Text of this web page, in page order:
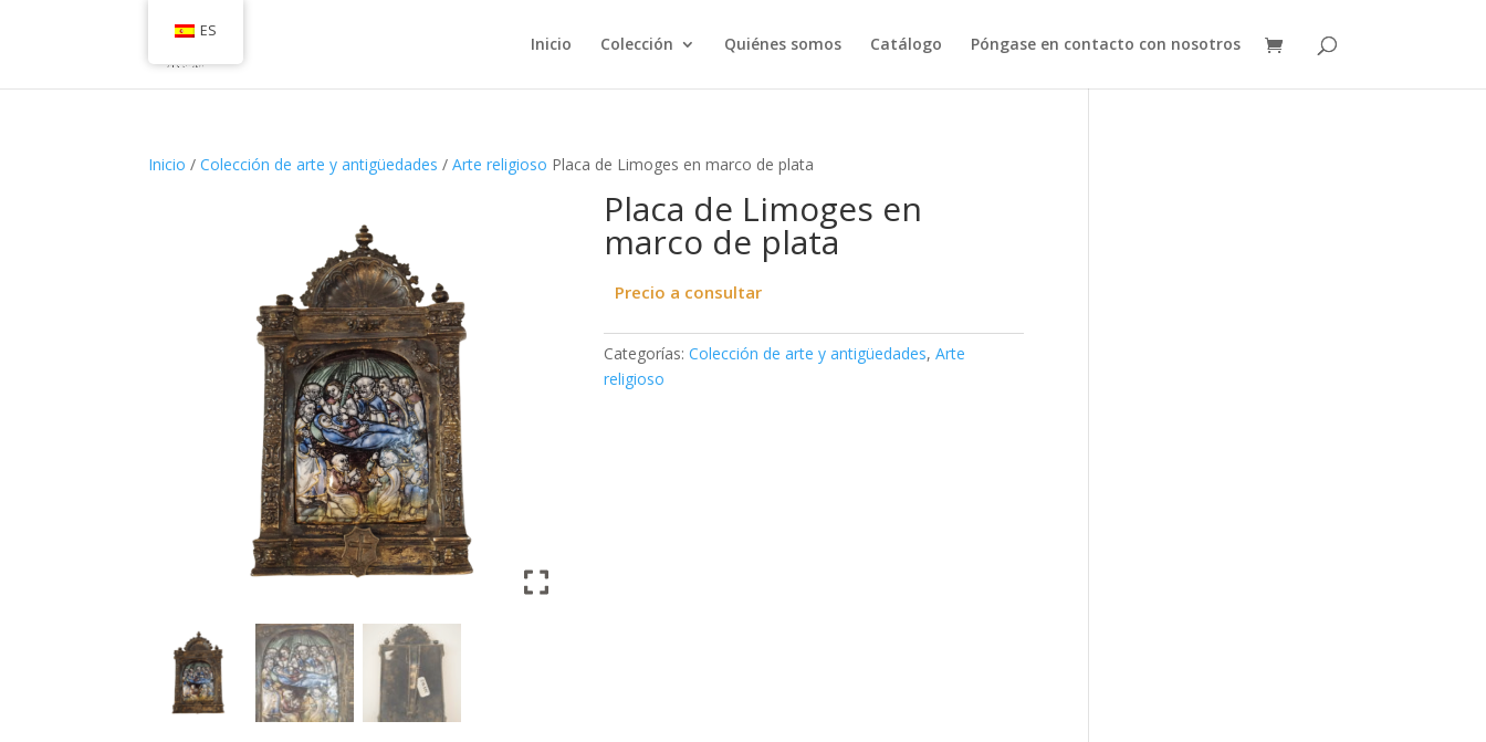
Inicio Colección Quiénes somos Catálogo Póngase en contacto con nosotros
Inicio /Colección de arte y antigüedades /Arte religioso Placa de Limoges en marco de plata
Placa de Limoges en
marco de plata
Precio a consultar
Categorías:Colección de arte y antigüedades,Arte
religioso
ES